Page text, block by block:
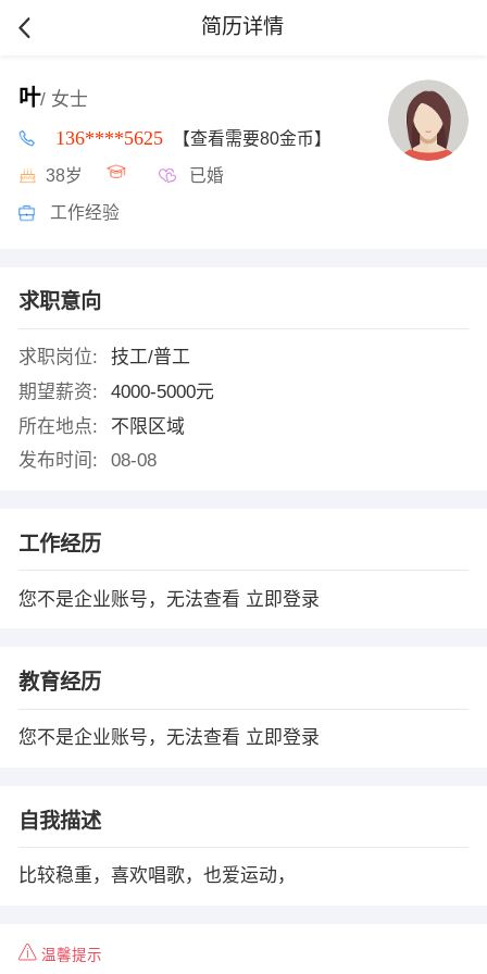
简历详情
叶/ 女士
136****5625 【查看需要80金币】
38岁 已婚
工作经验
求职意向
求职岗位:
技工/普工
期望薪资:
4000-5000元
所在地点:
不限区域
发布时间:
08-08
工作经历
您不是企业账号，无法查看 立即登录
教育经历
您不是企业账号，无法查看 立即登录
自我描述
比较稳重，喜欢唱歌，也爱运动，
温馨提示